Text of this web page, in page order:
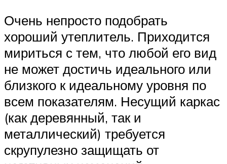
Очень непросто подобрать
хороший утеплитель. Приходится
мириться с тем, что любой его вид
не может достичь идеального или
близкого к идеальному уровня по
всем показателям. Несущий каркас
(как деревянный, так и
металлический) требуется
скрупулезно защищать от